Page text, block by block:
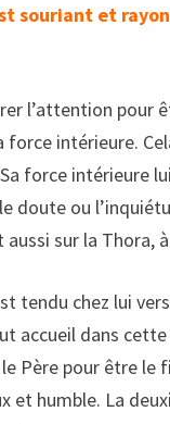
souriant et
l’attention pour
force intérieure.
force intérieure
doute ou
aussi sur la
chez lui vers
accueil dans
Père pour être
humble. La